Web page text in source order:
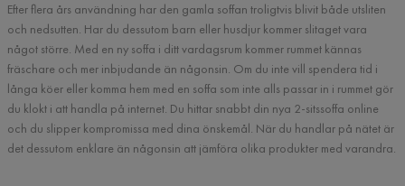
Efter flera års användning har den gamla soffan troligtvis blivit både utsliten
och nedsutten. Har du dessutom barn eller husdjur kommer slitaget vara
något större. Med en ny soffa i ditt vardagsrum kommer rummet kännas
fräschare och mer inbjudande än någonsin. Om du inte vill spendera tid i
långa köer eller komma hem med en soffa som inte alls passar in i rummet gör
du klokt i att handla på internet. Du hittar snabbt din nya 2-sitssoffa online
och du slipper kompromissa med dina önskemål. När du handlar på nätet är
det dessutom enklare än någonsin att jämföra olika produkter med varandra.